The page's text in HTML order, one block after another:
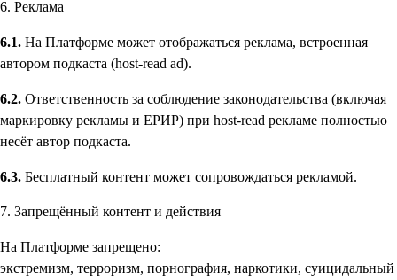
6. Реклама
6.1. На Платформе может отображаться реклама, встроенная
автором подкаста (host-read ad).
6.2. Ответственность за соблюдение законодательства (включая
маркировку рекламы и ЕРИР) при host-read рекламе полностью
несёт автор подкаста.
6.3. Бесплатный контент может сопровождаться рекламой.
7. Запрещённый контент и действия
На Платформе запрещено:
экстремизм, терроризм, порнография, наркотики, суицидальный